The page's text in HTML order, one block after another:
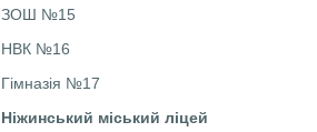
ЗОШ №15
НВК №16
Гімназія №17
Ніжинський міський ліцей